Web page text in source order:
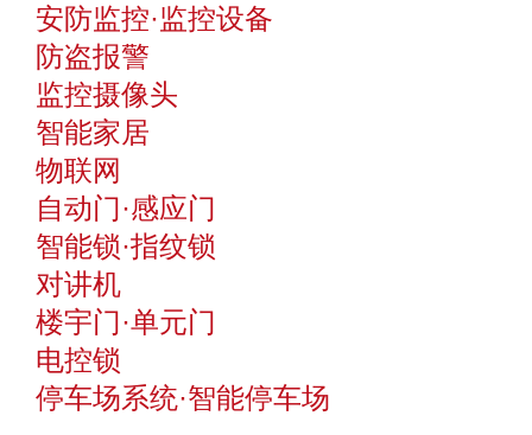
安防监控·监控设备
防盗报警
监控摄像头
智能家居
物联网
自动门·感应门
智能锁·指纹锁
对讲机
楼宇门·单元门
电控锁
停车场系统·智能停车场